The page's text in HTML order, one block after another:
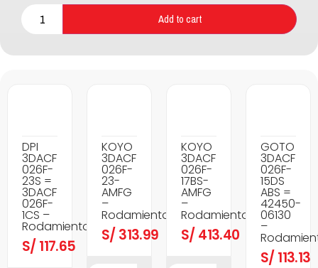
Add to cart
DPI
3DACF
026F-
23S =
3DACF
026F-
1CS –
Rodamientos
S/ 117.65
KOYO
3DACF
026F-
23-
AMFG
–
Rodamientos
S/ 313.99
KOYO
3DACF
026F-
17BS-
AMFG
–
Rodamientos
S/ 413.40
GOTO
3DACF
026F-
15DS
ABS =
42450-
06130
–
S/ 113.13